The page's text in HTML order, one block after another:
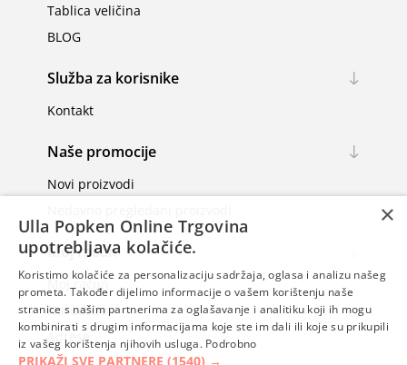
Tablica veličina
BLOG
Služba za korisnike
Kontakt
Naše promocije
Novi proizvodi
Moj račun
Moj račun
Narudžbe
Adrese
×
Ulla Popken Online Trgovina
upotrebljava kolačiće.
Koristimo kolačiće za personalizaciju sadržaja, oglasa i analizu našeg
prometa. Također dijelimo informacije o vašem korištenju naše
stranice s našim partnerima za oglašavanje i analitiku koji ih mogu
kombinirati s drugim informacijama koje ste im dali ili koje su prikupili
iz vašeg korištenja njihovih usluga. Podrobno
PRIKAŽI SVE PARTNERE (1540) →